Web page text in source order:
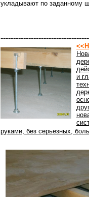
укладывают по заданному
и
руками, без серьезных,